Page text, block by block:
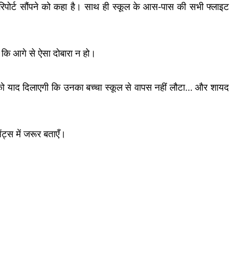
सौंपने को कहा है। साथ ही स्कूल के आस-पास की सभी फ्लाइट
आगे से ऐसा दोबारा न हो।
दिलाएगी कि उनका बच्चा स्कूल से वापस नहीं लौटा... और शायद
में जरूर बताएँ।